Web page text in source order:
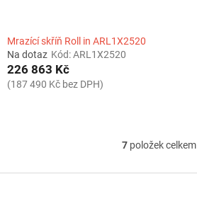
Mrazící skříň Roll in ARL1X2520
Na dotaz Kód:ARL1X2520
226 863 Kč
(187 490 Kč bez DPH)
O
l
7položek celkem